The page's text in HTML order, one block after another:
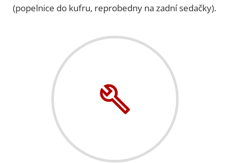
(popelnice do kufru, reprobedny na zadní sedačky).